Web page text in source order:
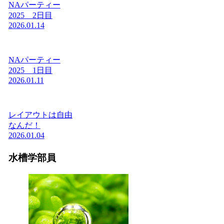
NAパーティー
2025 2日目
2026.01.14
NAパーティー
2025 1日目
2026.01.11
レイアウトは自由
なんだ！
2026.01.04
水槽学部員